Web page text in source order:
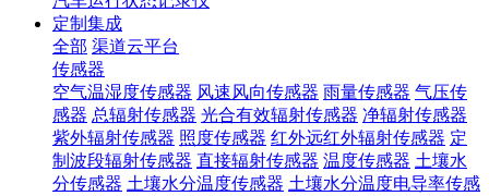
定制集成
全部 渠道云平台
传感器
空气温湿度传感器 风速风向传感器 雨量传感器 气压传
感器 总辐射传感器 光合有效辐射传感器 净辐射传感器
紫外辐射传感器 照度传感器 红外远红外辐射传感器 定
制波段辐射传感器 直接辐射传感器 温度传感器 土壤水
分传感器 土壤水分温度传感器 土壤水分温度电导率传感